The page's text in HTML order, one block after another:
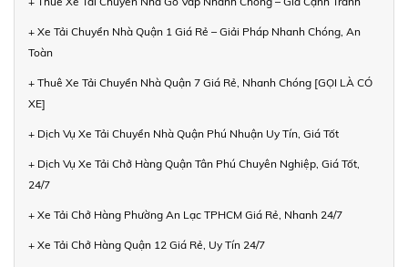
+ Xe Tải Chuyển Nhà Quận 1 Giá Rẻ – Giải Pháp Nhanh Chóng, An
Toàn
+ Thuê Xe Tải Chuyển Nhà Quận 7 Giá Rẻ, Nhanh Chóng [GỌI LÀ CÓ
XE]
+ Dịch Vụ Xe Tải Chuyển Nhà Quận Phú Nhuận Uy Tín, Giá Tốt
+ Dịch Vụ Xe Tải Chở Hàng Quận Tân Phú Chuyên Nghiệp, Giá Tốt,
24/7
+ Xe Tải Chở Hàng Phường An Lạc TPHCM Giá Rẻ, Nhanh 24/7
+ Xe Tải Chở Hàng Quận 12 Giá Rẻ, Uy Tín 24/7